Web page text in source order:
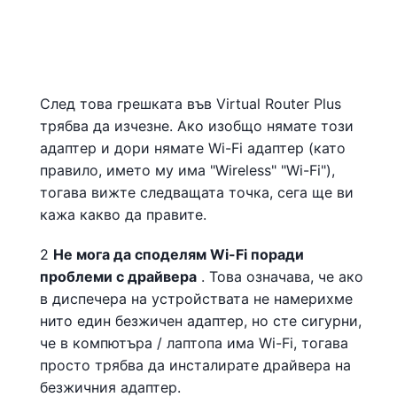
След това грешката във Virtual Router Plus
трябва да изчезне. Ако изобщо нямате този
адаптер и дори нямате Wi-Fi адаптер (като
правило, името му има "Wireless" "Wi-Fi"),
тогава вижте следващата точка, сега ще ви
кажа какво да правите.
2 Не мога да споделям Wi-Fi поради
проблеми с драйвера . Това означава, че ако
в диспечера на устройствата не намерихме
нито един безжичен адаптер, но сте сигурни,
че в компютъра / лаптопа има Wi-Fi, тогава
просто трябва да инсталирате драйвера на
безжичния адаптер.